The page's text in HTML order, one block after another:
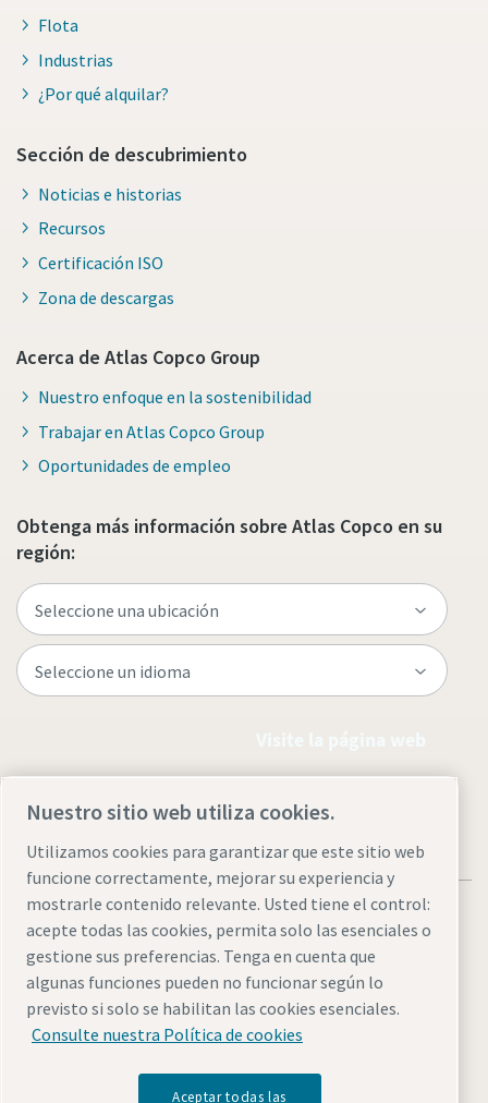
Flota
Industrias
¿Por qué alquilar?
Sección de descubrimiento
Noticias e historias
Recursos
Certificación ISO
Zona de descargas
Acerca de Atlas Copco Group
Nuestro enfoque en la sostenibilidad
Trabajar en Atlas Copco Group
Oportunidades de empleo
Obtenga más información sobre Atlas Copco en su
región:
Aviso legal y aviso de privacidadAdministrar cookies
Accesibilidad
Mapa del sitio
© 2026 Atlas Copco AB
Nuestro sitio web utiliza cookies.
Utilizamos cookies para garantizar que este sitio web
funcione correctamente, mejorar su experiencia y
mostrarle contenido relevante. Usted tiene el control:
acepte todas las cookies, permita solo las esenciales o
gestione sus preferencias. Tenga en cuenta que
algunas funciones pueden no funcionar según lo
previsto si solo se habilitan las cookies esenciales.
Consulte nuestra Política de cookies
Aceptar todas las